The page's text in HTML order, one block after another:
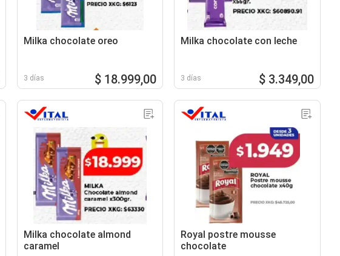
Milka chocolate oreo
3 días $ 18.999,00
Milka chocolate con leche
3 días $ 3.349,00
Milka chocolate almond
caramel
Royal postre mousse
chocolate